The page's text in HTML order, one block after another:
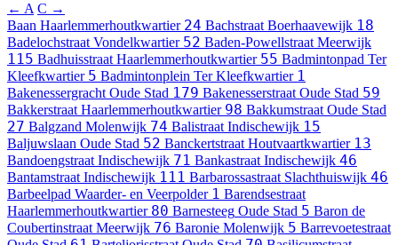
← A C →
Baan Haarlemmerhoutkwartier 24 Bachstraat Boerhaavewijk 18
Badelochstraat Vondelkwartier 52 Baden-Powellstraat Meerwijk
115 Badhuisstraat Haarlemmerhoutkwartier 55 Badmintonpad Ter
Kleefkwartier 5 Badmintonplein Ter Kleefkwartier 1
Bakenessergracht Oude Stad 179 Bakenesserstraat Oude Stad 59
Bakkerstraat Haarlemmerhoutkwartier 98 Bakkumstraat Oude Stad
27 Balgzand Molenwijk 74 Balistraat Indischewijk 15
Baljuwslaan Oude Stad 52 Banckertstraat Houtvaartkwartier 13
Bandoengstraat Indischewijk 71 Bankastraat Indischewijk 46
Bantamstraat Indischewijk 111 Barbarossastraat Slachthuiswijk 46
Barbeelpad Waarder- en Veerpolder 1 Barendsestraat
Haarlemmerhoutkwartier 80 Barnesteeg Oude Stad 5 Baron de
Coubertinstraat Meerwijk 76 Baronie Molenwijk 5 Barrevoetestraat